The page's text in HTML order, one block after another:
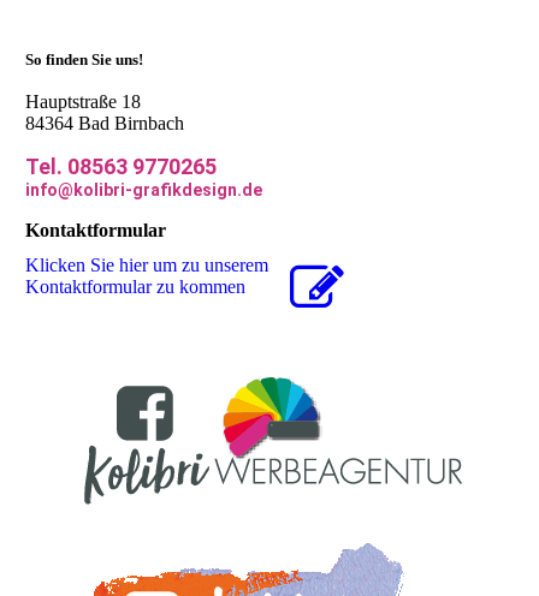
So finden Sie uns!
Hauptstraße 18
84364 Bad Birnbach
Tel. 08563 9770265
info@kolibri-grafikdesign.de
Kontaktformular
Klicken Sie hier um zu unserem
Kon­takt­for­mu­lar zu kommen